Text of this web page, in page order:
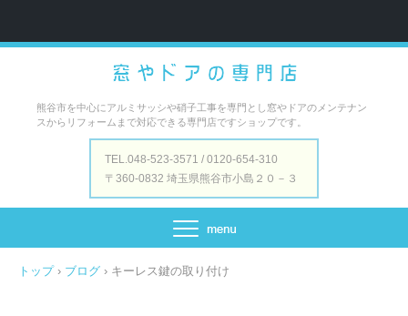
熊谷市を中心にアルミサッシや硝子工事を専門とし窓やドアのメンテナン
スからリフォームまで対応できる専門店ですショップです。
TEL.048-523-3571 / 0120-654-310
〒360-0832 埼玉県熊谷市小島２０－３
トップ › ブログ › キーレス鍵の取り付け